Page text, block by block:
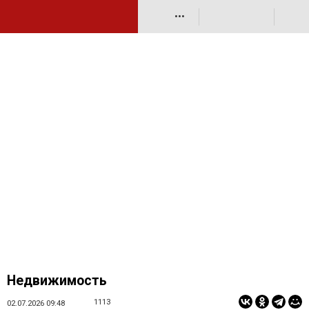
•••
Недвижимость
02.07.2026 09:48 1113